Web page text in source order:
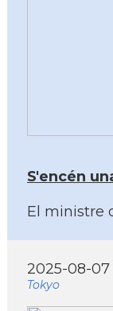
S'encén
El ministre
2025-08-07
Tokyo